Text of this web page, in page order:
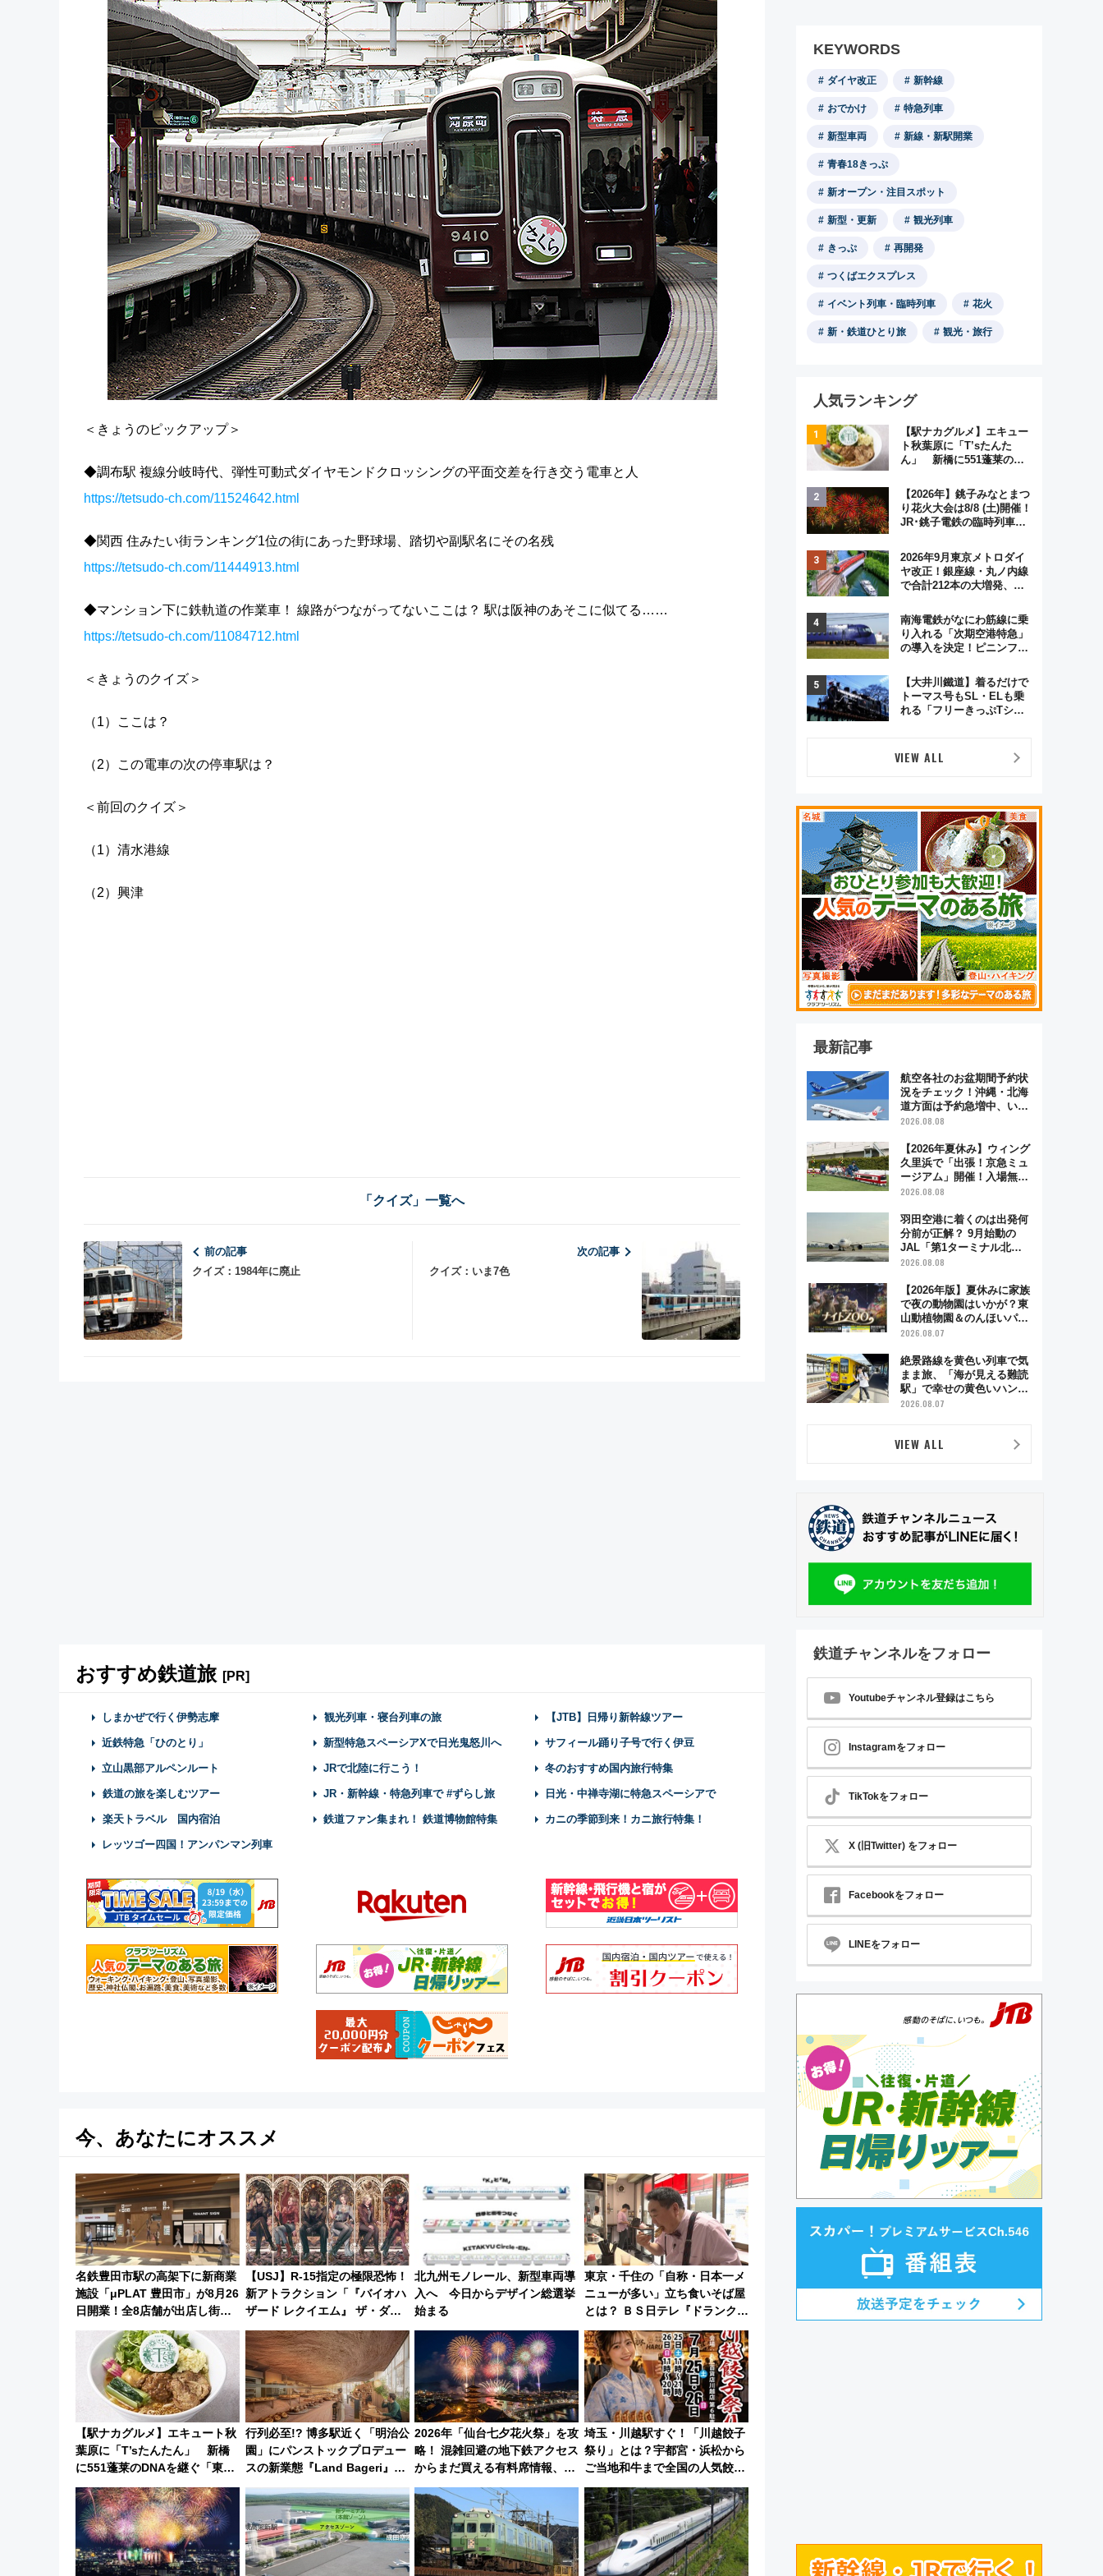
＜きょうのピックアップ＞
◆調布駅 複線分岐時代、弾性可動式ダイヤモンドクロッシングの平面交差を行き交う電車と人
https://tetsudo-ch.com/11524642.html
◆関西 住みたい街ランキング1位の街にあった野球場、踏切や副駅名にその名残
https://tetsudo-ch.com/11444913.html
◆マンション下に鉄軌道の作業車！ 線路がつながってないここは？ 駅は阪神のあそこに似てる……
https://tetsudo-ch.com/11084712.html
＜きょうのクイズ＞
（1）ここは？
（2）この電車の次の停車駅は？
＜前回のクイズ＞
（1）清水港線
（2）興津
「クイズ」一覧へ
前の記事
クイズ：1984年に廃止
次の記事
クイズ：いま7色
おすすめ鉄道旅 [PR]
しまかぜで行く伊勢志摩 観光列車・寝台列車の旅 【JTB】日帰り新幹線ツアー
近鉄特急「ひのとり」 新型特急スペーシアXで日光鬼怒川へ サフィール踊り子号で行く伊豆
立山黒部アルペンルート JRで北陸に行こう！ 冬のおすすめ国内旅行特集
鉄道の旅を楽しむツアー JR・新幹線・特急列車で #ずらし旅 日光・中禅寺湖に特急スペーシアで
楽天トラベル 国内宿泊 鉄道ファン集まれ！ 鉄道博物館特集 カニの季節到来！カニ旅行特集！
レッツゴー四国！アンパンマン列車
今、あなたにオススメ
名鉄豊田市駅の高架下に新商業
施設「μPLAT 豊田市」が8月26
日開業！全8店舗が出店し街の
新たな玄関口へ
【USJ】R-15指定の極限恐怖！
新アトラクション「『バイオハ
ザード レクイエム』 ザ・ダイ
ブ」今秋登場 ―予測不能の恐
怖に泣き叫べ―
北九州モノレール、新型車両導
入へ 今日からデザイン総選挙
始まる
東京・千住の「自称・日本一メ
ニューが多い」立ち食いそば屋
とは？ ＢＳ日テレ『ドランク塚
地のふらっと立ち食いそば』
7/27夜10時～放送
【駅ナカグルメ】エキュート秋
葉原に「T’sたんたん」 新橋
に551蓬莱のDNAを継ぐ「東京
豚饅」、オムライス専門店「肉
とたまご」新グルメ続々登場！
【2026年8月】
行列必至!? 博多駅近く「明治公
園」にパンストックプロデュー
スの新業態『Land Bageri』
8/7オープン 秋からはビストロ
営業も！
2026年「仙台七夕花火祭」を攻
略！ 混雑回避の地下鉄アクセス
からまだ買える有料席情報、花
火前に楽しむ仙台観光ルートま
で解説！
埼玉・川越駅すぐ！「川越餃子
祭り」とは？宇都宮・浜松から
ご当地和牛まで全国の人気餃子
を食べ比べ【7月25日・26日開
催】
KEYWORDS
ダイヤ改正 新幹線
おでかけ 特急列車
新型車両 新線・新駅開業
青春18きっぷ
新オープン・注目スポット
新型・更新 観光列車
きっぷ 再開発
つくばエクスプレス
イベント列車・臨時列車 花火
新・鉄道ひとり旅 観光・旅行
人気ランキング
【駅ナカグルメ】エキュー
ト秋葉原に「T’sたんた
ん」 新橋に551蓬莱の
オムライス専門店「肉とた
まご」新グルメ続々登場！
【2026年8月】
【2026年】銚子みなとまつ
り花火大会は8/8 (土)開催！
JR･銚子電鉄の臨時列車や
く8,000発の大迫力＆屋台
を満喫
2026年9月東京メトロダイ
ヤ改正！銀座線・丸ノ内線
で合計212本の大増発、混
南海電鉄がなにわ筋線に乗
り入れる「次期空港特急」
の導入を決定！ピニンファ
デザイン
【大井川鐵道】着るだけで
トーマス号もSL・ELも乗
れる「フリーきっぷTシャ
VIEW ALL
最新記事
航空各社のお盆期間予約状
況をチェック！沖縄・北海
道方面は予約急増中、いま
から狙うべき日は？
2026.08.08
【2026年夏休み】ウィング
久里浜で「出張！京急ミュ
ージアム」開催！入場無料
でスタンプラリーや子ども
2026.08.08
羽田空港に着くのは出発何
分前が正解？ 9月始動の
JAL「第1ターミナル北側
サテライト」は徒歩1キロ
点まとめ
2026.08.08
【2026年版】夏休みに家族
で夜の動物園はいかが？東
山動植物園＆のんほいパー
ク「ナイトZOO」開催情報
2026.08.07
絶景路線を黄色い列車で気
まま旅、「海が見える難読
駅」で幸せの黄色いハンカ
チに願いを 「新・鉄道ひ
2026.08.07
VIEW ALL
鉄道チャンネルをフォロー
Youtubeチャンネル登録はこちら
Instagramをフォロー
TikTokをフォロー
X (旧Twitter) をフォロー
Facebookをフォロー
LINEをフォロー